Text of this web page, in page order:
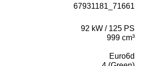
67931181_71661
92 kW / 125 PS
999 cm³
Euro6d